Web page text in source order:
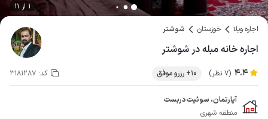
1 از 11
اجاره ویلا خوزستان شوشتر
اجاره خانه مبله در شوشتر
4.4 (7 نظر) 10+ رزرو موفق کد: 3181287
آپارتمان، سوئیت دربست
منطقه شهری